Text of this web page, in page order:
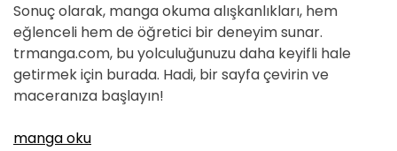
Sonuç olarak, manga okuma alışkanlıkları, hem
eğlenceli hem de öğretici bir deneyim sunar.
trmanga.com, bu yolculuğunuzu daha keyifli hale
getirmek için burada. Hadi, bir sayfa çevirin ve
maceranıza başlayın!
manga oku